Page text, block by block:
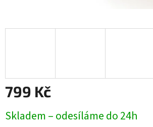
799 Kč
cena:
Skladem – odesíláme do 24h